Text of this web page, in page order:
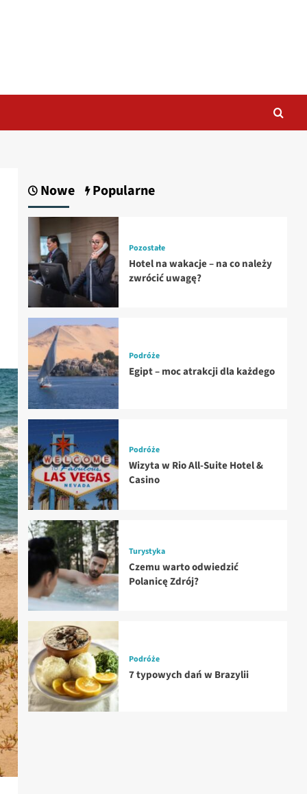
Nowe Popularne
Pozostałe
Hotel na wakacje – na co należy
zwrócić uwagę?
Podróże
Egipt – moc atrakcji dla każdego
Podróże
Wizyta w Rio All-Suite Hotel &
Casino
Turystyka
Czemu warto odwiedzić
Polanicę Zdrój?
Podróże
7 typowych dań w Brazylii